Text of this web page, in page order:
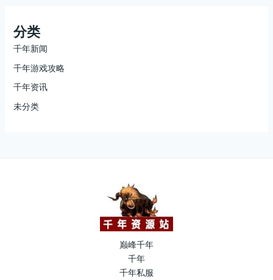
分类
千年新闻
千年游戏攻略
千年资讯
未分类
巅峰千年
千年
千年私服